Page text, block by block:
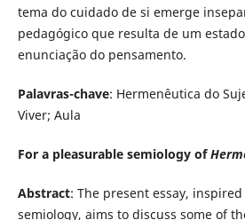
tema do cuidado de si emerge
pedagógico que resulta de um
enunciação do pensamento.
Palavras-chave: Hermenêutica do
Viver; Aula
For a pleasurable semiology of
Abstract: The present essay,
semiology, aims to discuss some of